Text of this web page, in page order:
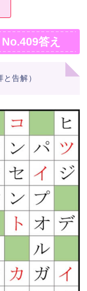
答え
告解）